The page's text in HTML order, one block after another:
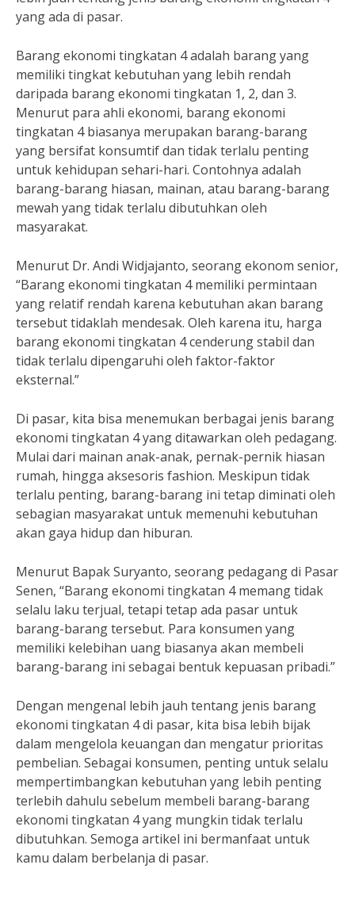
yang ada di pasar.
Barang ekonomi tingkatan 4 adalah barang yang
memiliki tingkat kebutuhan yang lebih rendah
daripada barang ekonomi tingkatan 1, 2, dan 3.
Menurut para ahli ekonomi, barang ekonomi
tingkatan 4 biasanya merupakan barang-barang
yang bersifat konsumtif dan tidak terlalu penting
untuk kehidupan sehari-hari. Contohnya adalah
barang-barang hiasan, mainan, atau barang-barang
mewah yang tidak terlalu dibutuhkan oleh
masyarakat.
Menurut Dr. Andi Widjajanto, seorang ekonom senior,
“Barang ekonomi tingkatan 4 memiliki permintaan
yang relatif rendah karena kebutuhan akan barang
tersebut tidaklah mendesak. Oleh karena itu, harga
barang ekonomi tingkatan 4 cenderung stabil dan
tidak terlalu dipengaruhi oleh faktor-faktor
eksternal.”
Di pasar, kita bisa menemukan berbagai jenis barang
ekonomi tingkatan 4 yang ditawarkan oleh pedagang.
Mulai dari mainan anak-anak, pernak-pernik hiasan
rumah, hingga aksesoris fashion. Meskipun tidak
terlalu penting, barang-barang ini tetap diminati oleh
sebagian masyarakat untuk memenuhi kebutuhan
akan gaya hidup dan hiburan.
Menurut Bapak Suryanto, seorang pedagang di Pasar
Senen, “Barang ekonomi tingkatan 4 memang tidak
selalu laku terjual, tetapi tetap ada pasar untuk
barang-barang tersebut. Para konsumen yang
memiliki kelebihan uang biasanya akan membeli
barang-barang ini sebagai bentuk kepuasan pribadi.”
Dengan mengenal lebih jauh tentang jenis barang
ekonomi tingkatan 4 di pasar, kita bisa lebih bijak
dalam mengelola keuangan dan mengatur prioritas
pembelian. Sebagai konsumen, penting untuk selalu
mempertimbangkan kebutuhan yang lebih penting
terlebih dahulu sebelum membeli barang-barang
ekonomi tingkatan 4 yang mungkin tidak terlalu
dibutuhkan. Semoga artikel ini bermanfaat untuk
kamu dalam berbelanja di pasar.